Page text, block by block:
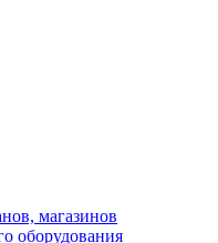
магазинов
оборудования